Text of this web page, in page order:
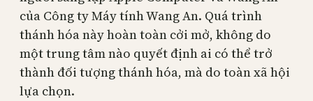
của Công ty Máy tính Wang An. Quá trình
thánh hóa này hoàn toàn cởi mở, không do
một trung tâm nào quyết định ai có thể trở
thành đối tượng thánh hóa, mà do toàn xã hội
lựa chọn.